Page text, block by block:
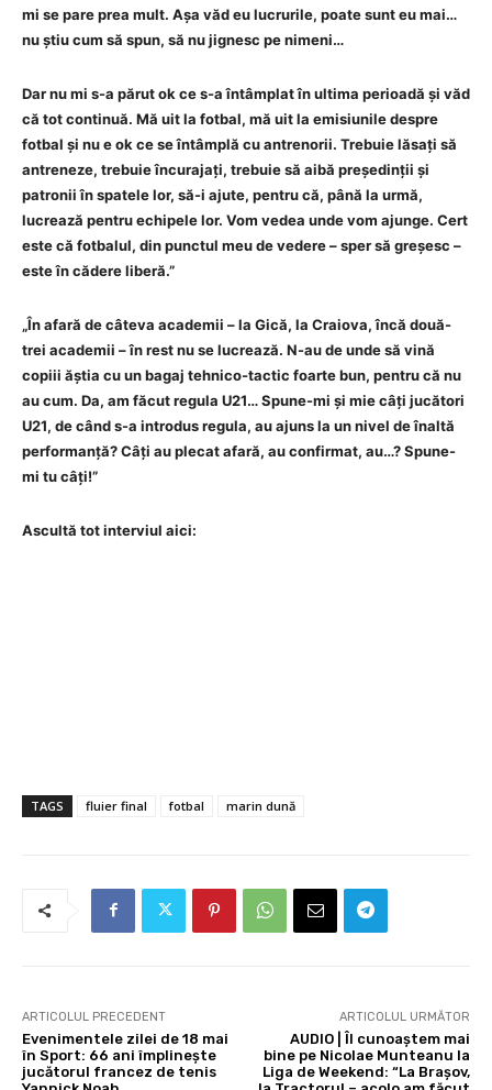
mi se pare prea mult. Așa văd eu lucrurile, poate sunt eu mai…
nu știu cum să spun, să nu jignesc pe nimeni…
Dar nu mi s-a părut ok ce s-a întâmplat în ultima perioadă și văd
că tot continuă. Mă uit la fotbal, mă uit la emisiunile despre
fotbal și nu e ok ce se întâmplă cu antrenorii. Trebuie lăsați să
antreneze, trebuie încurajați, trebuie să aibă președinții și
patronii în spatele lor, să-i ajute, pentru că, până la urmă,
lucrează pentru echipele lor. Vom vedea unde vom ajunge. Cert
este că fotbalul, din punctul meu de vedere – sper să greșesc –
este în cădere liberă.”
„În afară de câteva academii – la Gică, la Craiova, încă două-
trei academii – în rest nu se lucrează. N-au de unde să vină
copiii ăștia cu un bagaj tehnico‑tactic foarte bun, pentru că nu
au cum. Da, am făcut regula U21… Spune-mi și mie câți jucători
U21, de când s-a introdus regula, au ajuns la un nivel de înaltă
performanță? Câți au plecat afară, au confirmat, au…? Spune-
mi tu câți!”
Ascultă tot interviul aici:
TAGS fluier final fotbal marin dună
ARTICOLUL PRECEDENT
Evenimentele zilei de 18 mai
în Sport: 66 ani împlinește
jucătorul francez de tenis
ARTICOLUL URMĂTOR
AUDIO | Îl cunoaștem mai
bine pe Nicolae Munteanu la
Liga de Weekend: “La Brașov,